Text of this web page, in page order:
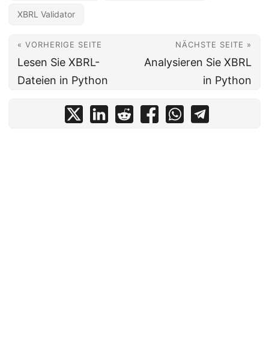
XBRL Validator
« VORHERIGE SEITE
Lesen Sie XBRL-
Dateien in Python
NÄCHSTE SEITE »
Analysieren Sie XBRL
in Python